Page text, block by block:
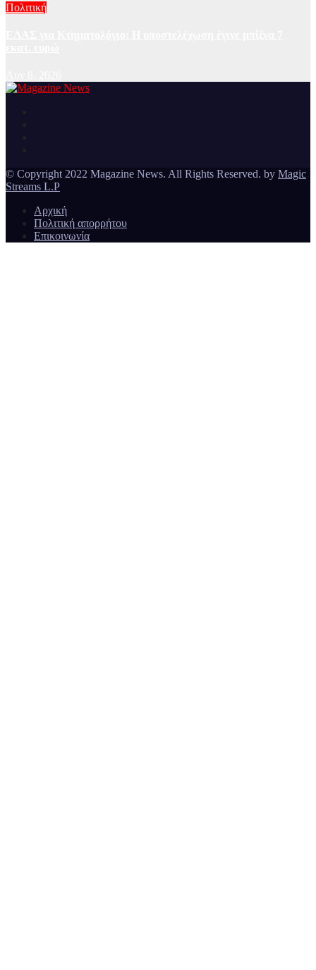
Πολιτική
© Copyright 2022 Magazine News. All Rights Reserved. by Magic
Streams L.P
Αρχική
Πολιτική απορρήτου
Επικοινωνία